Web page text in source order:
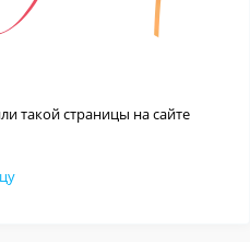
такой страницы на сайте